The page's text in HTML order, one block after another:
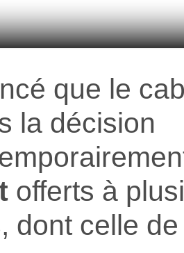
que le
la décision
offerts à
, dont celle de